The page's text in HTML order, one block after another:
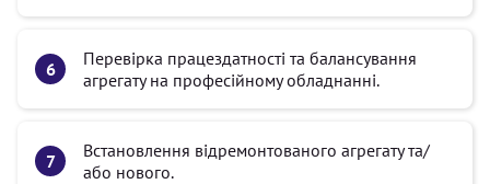
Перевірка працездатності та балансування
агрегату на професійному обладнанні.
Встановлення відремонтованого агрегату та/
або нового.